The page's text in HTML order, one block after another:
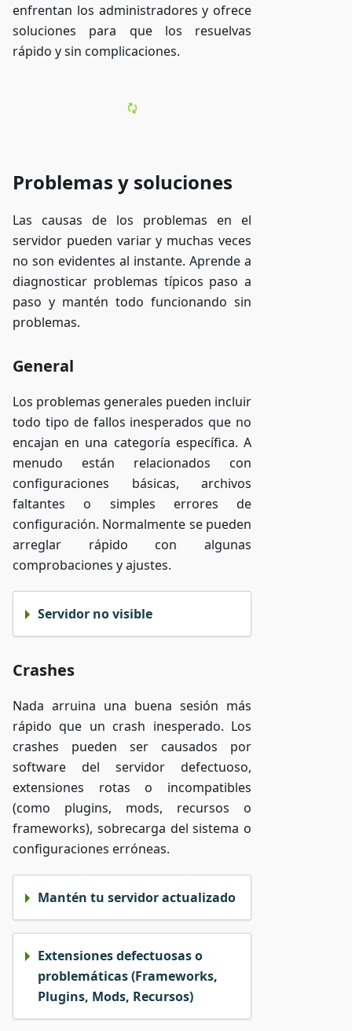
enfrentan los administradores y ofrece
soluciones para que los resuelvas
rápido y sin complicaciones.
Problemas y soluciones
Las causas de los problemas en el
servidor pueden variar y muchas veces
no son evidentes al instante. Aprende a
diagnosticar problemas típicos paso a
paso y mantén todo funcionando sin
problemas.
General
Los problemas generales pueden incluir
todo tipo de fallos inesperados que no
encajan en una categoría específica. A
menudo están relacionados con
configuraciones básicas, archivos
faltantes o simples errores de
configuración. Normalmente se pueden
arreglar rápido con algunas
comprobaciones y ajustes.
Servidor no visible
Crashes
Nada arruina una buena sesión más
rápido que un crash inesperado. Los
crashes pueden ser causados por
software del servidor defectuoso,
extensiones rotas o incompatibles
(como plugins, mods, recursos o
frameworks), sobrecarga del sistema o
configuraciones erróneas.
Mantén tu servidor actualizado
Extensiones defectuosas o
problemáticas (Frameworks,
Plugins, Mods, Recursos)